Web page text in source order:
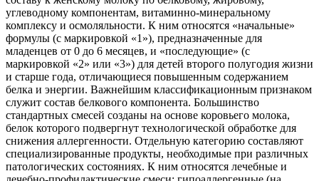
углеводному компонентам, витаминно-минеральному
комплексу и осмоляльности. К ним относятся «начальные»
формулы (с маркировкой «1»), предназначенные для
младенцев от 0 до 6 месяцев, и «последующие» (с
маркировкой «2» или «3») для детей второго полугодия жизни
и старше года, отличающиеся повышенным содержанием
белка и энергии. Важнейшим классификационным признаком
служит состав белкового компонента. Большинство
стандартных смесей созданы на основе коровьего молока,
белок которого подвергнут технологической обработке для
снижения аллергенности. Отдельную категорию составляют
специализированные продукты, необходимые при различных
патологических состояниях. К ним относятся лечебные и